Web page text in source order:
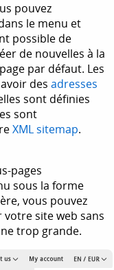
pouvez
le menu et
possible de
de nouvelles à la
par défaut. Les
des adresses
sont définies
sont
XML sitemap.
pages
sous la forme
vous pouvez
site web sans
trop grande.